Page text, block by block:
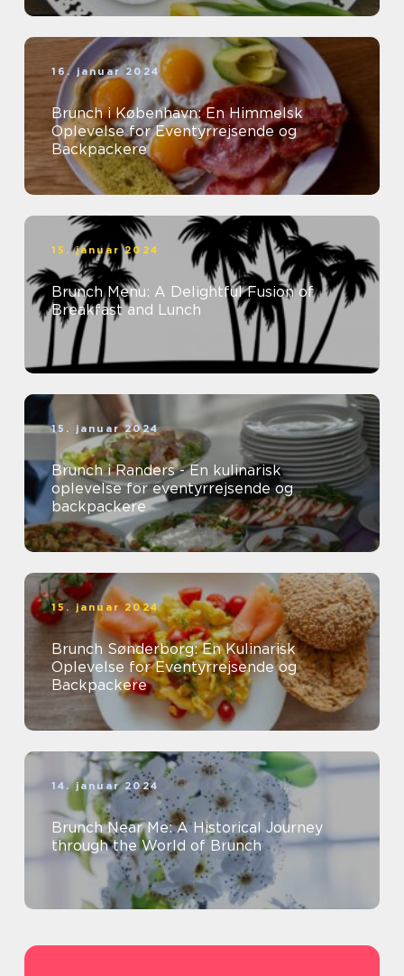
16. januar 2024
Brunch i København: En Himmelsk
Oplevelse for Eventyrrejsende og
Backpackere
15. januar 2024
Brunch Menu: A Delightful Fusion of
Breakfast and Lunch
15. januar 2024
Brunch i Randers - En kulinarisk
oplevelse for eventyrrejsende og
backpackere
15. januar 2024
Brunch Sønderborg: En Kulinarisk
Oplevelse for Eventyrrejsende og
Backpackere
14. januar 2024
Brunch Near Me: A Historical Journey
through the World of Brunch